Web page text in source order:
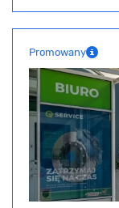
Promowany